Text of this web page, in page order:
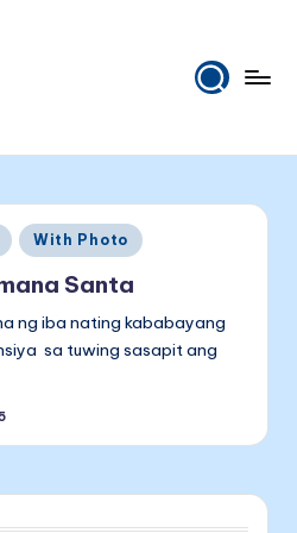
With Photo
Santa
ng iba nating kababayang
sa tuwing sasapit ang